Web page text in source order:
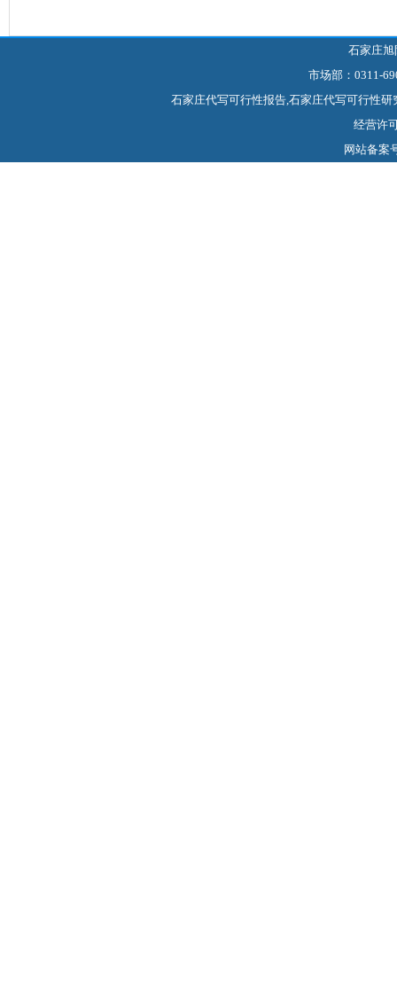
石家庄
市场部：0311-
石家庄代写可行性报告,石家庄代写可行性
经营许
网站备案